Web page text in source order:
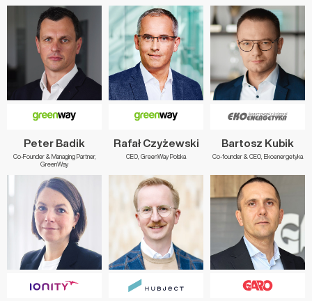
Peter Badik
Co-Founder & Managing Partner,
GreenWay
Rafał Czyżewski
CEO, GreenWay Polska
Bartosz Kubik
Co-founder & CEO, Ekoenergetyka